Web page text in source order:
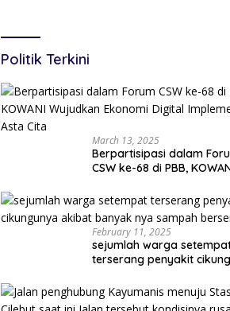
Pertanahan
Politik Terkini
March 13, 2025
Berpartisipasi dalam
CSW ke-68 di PBB,
Implementasi Asta Cita
February 11, 2025
sejumlah warga
terserang penyakit
berserakan